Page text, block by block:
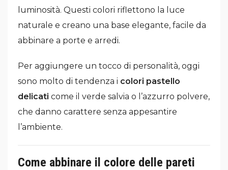
luminosità. Questi colori riflettono la luce
naturale e creano una base elegante, facile da
abbinare a porte e arredi.
Per aggiungere un tocco di personalità, oggi
sono molto di tendenza i colori pastello
delicati come il verde salvia o l’azzurro polvere,
che danno carattere senza appesantire
l’ambiente.
Come abbinare il colore delle pareti